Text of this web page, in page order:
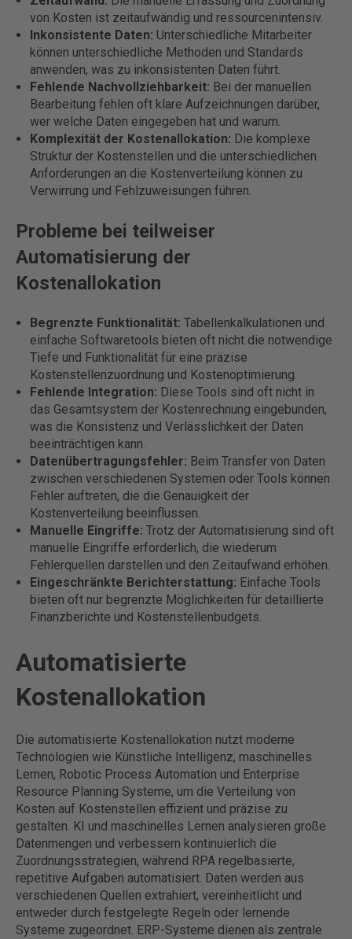
von Kosten ist zeitaufwändig und ressourcenintensiv.
Inkonsistente Daten: Unterschiedliche Mitarbeiter
können unterschiedliche Methoden und Standards
anwenden, was zu inkonsistenten Daten führt.
Fehlende Nachvollziehbarkeit: Bei der manuellen
Bearbeitung fehlen oft klare Aufzeichnungen darüber,
wer welche Daten eingegeben hat und warum.
Komplexität der Kostenallokation: Die komplexe
Struktur der Kostenstellen und die unterschiedlichen
Anforderungen an die Kostenverteilung können zu
Verwirrung und Fehlzuweisungen führen.
Probleme bei teilweiser
Automatisierung der
Kostenallokation
Begrenzte Funktionalität: Tabellenkalkulationen und
einfache Softwaretools bieten oft nicht die notwendige
Tiefe und Funktionalität für eine präzise
Kostenstellenzuordnung und Kostenoptimierung.
Fehlende Integration: Diese Tools sind oft nicht in
das Gesamtsystem der Kostenrechnung eingebunden,
was die Konsistenz und Verlässlichkeit der Daten
beeinträchtigen kann.
Datenübertragungsfehler: Beim Transfer von Daten
zwischen verschiedenen Systemen oder Tools können
Fehler auftreten, die die Genauigkeit der
Kostenverteilung beeinflussen.
Manuelle Eingriffe: Trotz der Automatisierung sind oft
manuelle Eingriffe erforderlich, die wiederum
Fehlerquellen darstellen und den Zeitaufwand erhöhen.
Eingeschränkte Berichterstattung: Einfache Tools
bieten oft nur begrenzte Möglichkeiten für detaillierte
Finanzberichte und Kostenstellenbudgets.
Automatisierte
Kostenallokation
Die automatisierte Kostenallokation nutzt moderne
Technologien wie Künstliche Intelligenz, maschinelles
Lernen, Robotic Process Automation und Enterprise
Resource Planning Systeme, um die Verteilung von
Kosten auf Kostenstellen effizient und präzise zu
gestalten. KI und maschinelles Lernen analysieren große
Datenmengen und verbessern kontinuierlich die
Zuordnungsstrategien, während RPA regelbasierte,
repetitive Aufgaben automatisiert. Daten werden aus
verschiedenen Quellen extrahiert, vereinheitlicht und
entweder durch festgelegte Regeln oder lernende
Systeme zugeordnet. ERP-Systeme dienen als zentrale